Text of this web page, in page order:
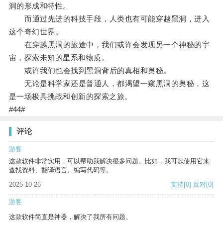
洞的形成和特性。
而通过先进的科技手段，人类也有可能穿越黑洞，进入
这个奇幻世界。
在穿越黑洞的旅途中，我们或许会发现另一个神秘的宇
宙，探索未知的星系和物质。
或许我们也会找到黑洞背后的真相和奥秘。
无论是科学家还是普通人，都渴望一窥黑洞的奥秘，这
是一场极具挑战和创新的探索之旅。
#44#
评论
游客
这款软件非常实用，可以帮助我解决很多问题。比如，我可以使用它来
查找资料、翻译语言、编写代码等。
2025-10-26
支持[0] 反对[0]
游客
这款软件简直是神器，解决了我所有问题。